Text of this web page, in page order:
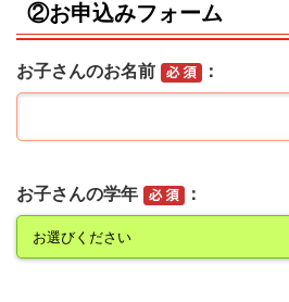
②お申込みフォーム
お子さんのお名前
お子さんの学年